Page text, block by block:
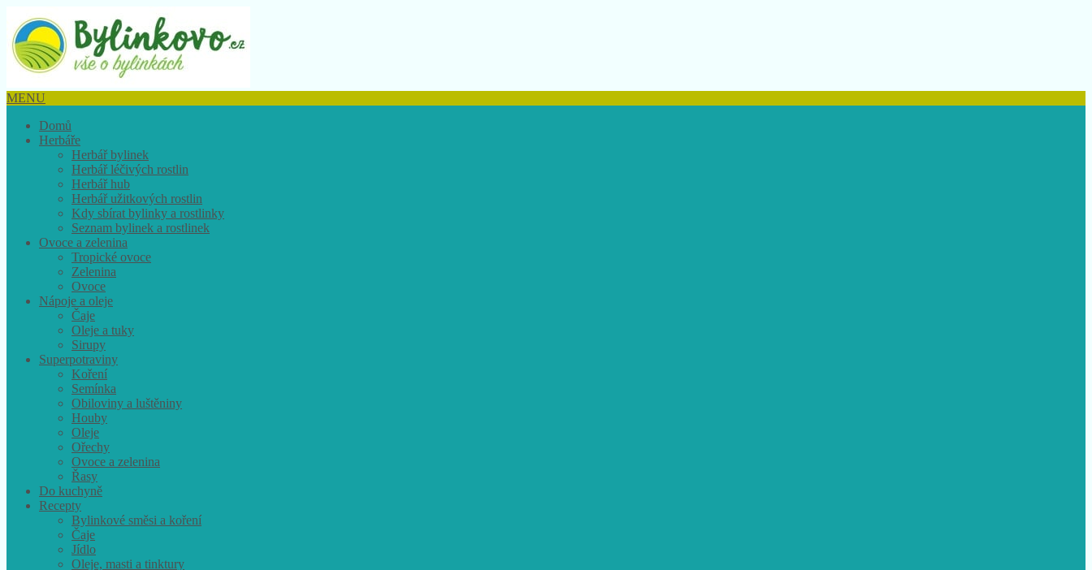
MENU
Domů
Herbáře
Herbář bylinek
Herbář léčivých rostlin
Herbář hub
Herbář užitkových rostlin
Kdy sbírat bylinky a rostlinky
Seznam bylinek a rostlinek
Ovoce a zelenina
Tropické ovoce
Zelenina
Ovoce
Nápoje a oleje
Čaje
Oleje a tuky
Sirupy
Superpotraviny
Koření
Semínka
Obiloviny a luštěniny
Houby
Oleje
Ořechy
Ovoce a zelenina
Řasy
Do kuchyně
Recepty
Bylinkové směsi a koření
Čaje
Jídlo
Oleje, masti a tinktury